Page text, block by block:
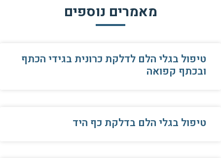
מאמרים נוספים
טיפול בגלי הלם לדלקת כרונית בגידי הכתף
ובכתף קפואה
טיפול בגלי הלם בדלקת כף היד